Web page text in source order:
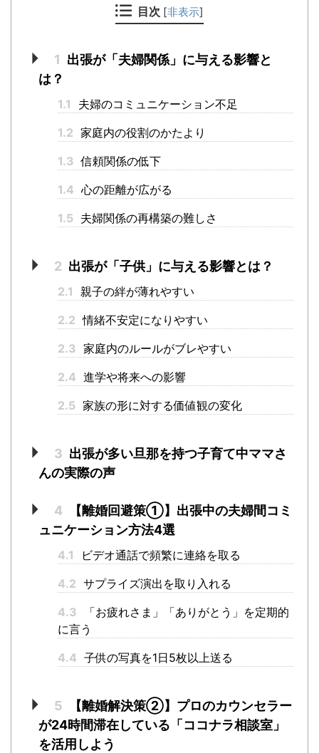
目次 [非表示]
1 出張が「夫婦関係」に与える影響と
は？
1.1
夫婦のコミュニケーション不足
1.2 家庭内の役割のかたより
1.3 信頼関係の低下
1.4 心の距離が広がる
1.5 夫婦関係の再構築の難しさ
2 出張が「子供」に与える影響とは？
2.1 親子の絆が薄れやすい
2.2 情緒不安定になりやすい
2.3 家庭内のルールがブレやすい
2.4 進学や将来への影響
2.5 家族の形に対する価値観の変化
3 出張が多い旦那を持つ子育て中ママさ
んの実際の声
4
【離婚回避策①】出張中の夫婦間コミ
ュニケーション方法4選
4.1
ビデオ通話で頻繁に連絡を取る
4.2 サプライズ演出を取り入れる
4.3
「お疲れさま」「ありがとう」を定期的
に言う
4.4 子供の写真を1日5枚以上送る
5
【離婚解決策②】プロのカウンセラー
が24時間滞在している「ココナラ相談室」
を活用しよう